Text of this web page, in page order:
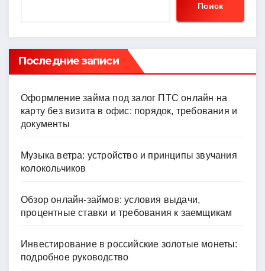
ni
ki
ть
Поиск
Последние записи
Оформление займа под залог ПТС онлайн на
карту без визита в офис: порядок, требования и
документы
Музыка ветра: устройство и принципы звучания
колокольчиков
Обзор онлайн-займов: условия выдачи,
процентные ставки и требования к заемщикам
Инвестирование в российские золотые монеты:
подробное руководство